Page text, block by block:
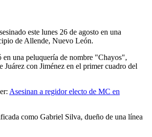
este lunes 26 de agosto en una
de Allende, Nuevo León.
en una peluquería de nombre "Chayos",
Juárez con Jiménez en el primer cuadro del
Asesinan a regidor electo de MC en
como Gabriel Silva, dueño de una línea